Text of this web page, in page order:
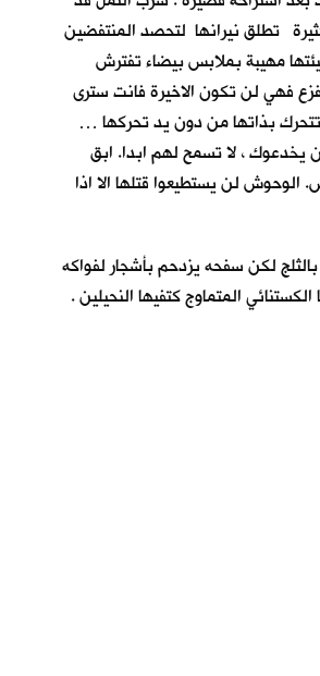
تطلق نيرانها لتحصد المنتفضين
مهيبة بملابس بيضاء تفترش
فهي لن تكون الاخيرة فانت سترى
بذاتها من دون يد تحركها …
، لا تسمح لهم ابدا. ابق
لن يستطيعوا قتلها الا اذا
لكن سفحه يزدحم بأشجار لفواكه
المتماوج كتفيها النحيلين .